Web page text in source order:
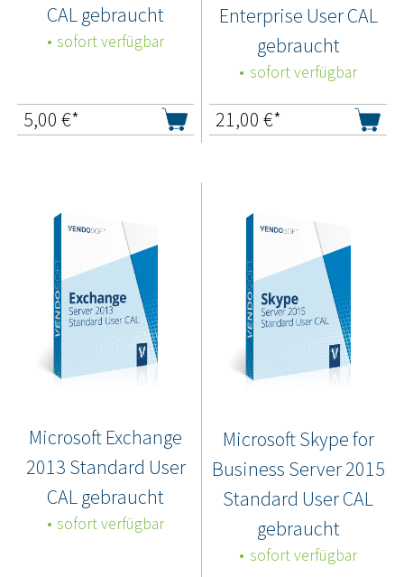
CAL gebraucht
sofort verfügbar
5,00 €*
Enterprise User CAL
gebraucht
sofort verfügbar
21,00 €*
Microsoft Exchange
2013 Standard User
CAL gebraucht
sofort verfügbar
Microsoft Skype for
Business Server 2015
Standard User CAL
gebraucht
sofort verfügbar